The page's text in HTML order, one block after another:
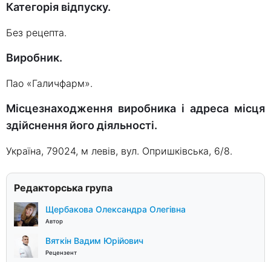
Категорія відпуску.
Без рецепта.
Виробник.
Пао «Галичфарм».
Місцезнаходження виробника і адреса місця
здійснення його діяльності.
Україна, 79024, м левів, вул. Опришківська, 6/8.
Редакторська група
Щербакова Олександра Олегівна
Автор
Вяткін Вадим Юрійович
Рецензент